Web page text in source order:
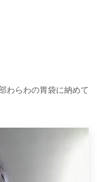
わらわの胃袋に納めて